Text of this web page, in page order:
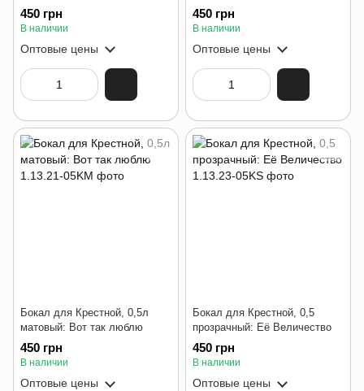
450 грн
В наличии
Оптовые цены
золото
450 грн
В наличии
Оптовые цены
Бокал для Крестной, 0,5л
матовый: Вот так люблю
450 грн
В наличии
Оптовые цены
Бокал для Крестной, 0,5
прозрачный: Её Величество
450 грн
В наличии
Оптовые цены